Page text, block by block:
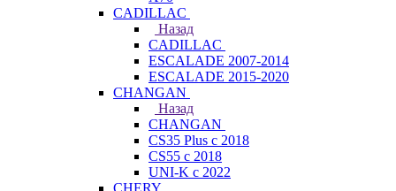
CADILLAC
Назад
CADILLAC
ESCALADE 2007-2014
ESCALADE 2015-2020
CHANGAN
Назад
CHANGAN
CS35 Plus с 2018
CS55 с 2018
UNI-K с 2022
CHERY